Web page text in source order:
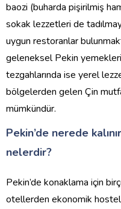
baozi (buharda pişirilmiş
sokak lezzetleri de
uygun restoranlar
geleneksel Pekin
tezgahlarında ise yerel
bölgelerden gelen Çin
mümkündür.
Pekin’de nerede
nelerdir?
Pekin’de konaklama için
otellerden ekonomik